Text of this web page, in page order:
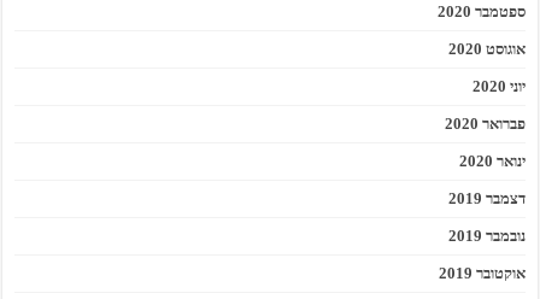
ספטמבר 2020
אוגוסט 2020
יוני 2020
פברואר 2020
ינואר 2020
דצמבר 2019
נובמבר 2019
אוקטובר 2019